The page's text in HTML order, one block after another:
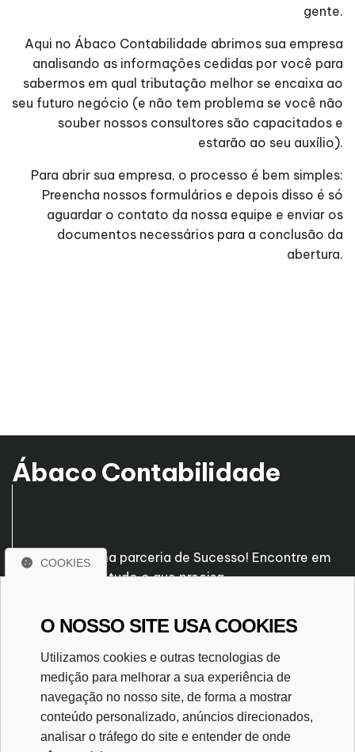
gente.
Aqui no Ábaco Contabilidade abrimos sua empresa
analisando as informações cedidas por você para
sabermos em qual tributação melhor se encaixa ao
seu futuro negócio (e não tem problema se você não
souber nossos consultores são capacitados e
estarão ao seu auxílio).
Para abrir sua empresa, o processo é bem simples:
Preencha nossos formulários e depois disso é só
aguardar o contato da nossa equipe e enviar os
documentos necessários para a conclusão da
abertura.
Ábaco Contabilidade
Venha fazer uma parceria de Sucesso! Encontre em
nossa empresa tudo o que precisa.
Rua José Pascal, nº 239
(34) 3823-7116
(34) 99995-0303
abacoassessoria@gmail.com
COOKIES
O NOSSO SITE USA COOKIES
Utilizamos cookies e outras tecnologias de
medição para melhorar a sua experiência de
navegação no nosso site, de forma a mostrar
conteúdo personalizado, anúncios direcionados,
analisar o tráfego do site e entender de onde